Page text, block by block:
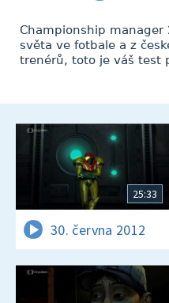
Championship
světa ve fotbale a z
trenérů, toto je váš test
25:33
30. června 2012